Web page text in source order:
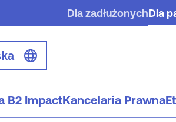
Dla zadłużonychDla
B2 ImpactKancelaria Prawna